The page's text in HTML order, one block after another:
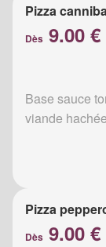
Pizza
Dès 9.00 €
Base sauce
viande hachée
Pizza
Dès 9.00 €